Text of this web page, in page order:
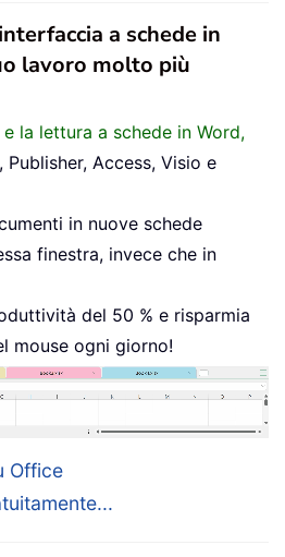
a schede in
lavoro molto più
la lettura a schede in Word,
, Publisher, Access, Visio e
in nuove schede
finestra, invece che in
del 50 % e risparmia
mouse ogni giorno!
Office